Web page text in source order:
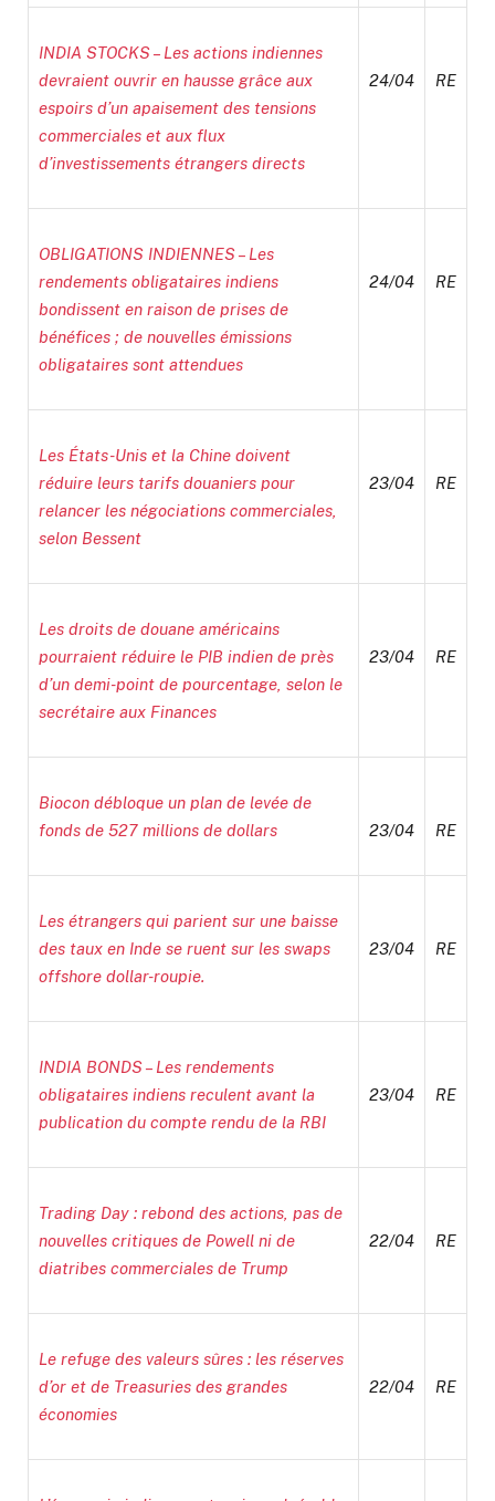
INDIA STOCKS – Les actions indiennes
devraient ouvrir en hausse grâce aux
espoirs d’un apaisement des tensions
commerciales et aux flux
d’investissements étrangers directs
24/04 RE
OBLIGATIONS INDIENNES – Les
rendements obligataires indiens
bondissent en raison de prises de
bénéfices ; de nouvelles émissions
obligataires sont attendues
24/04 RE
Les États-Unis et la Chine doivent
réduire leurs tarifs douaniers pour
relancer les négociations commerciales,
selon Bessent
23/04 RE
Les droits de douane américains
pourraient réduire le PIB indien de près
d’un demi-point de pourcentage, selon le
secrétaire aux Finances
23/04 RE
Biocon débloque un plan de levée de
fonds de 527 millions de dollars
23/04 RE
Les étrangers qui parient sur une baisse
des taux en Inde se ruent sur les swaps
offshore dollar-roupie.
23/04 RE
INDIA BONDS – Les rendements
obligataires indiens reculent avant la
publication du compte rendu de la RBI
23/04 RE
Trading Day : rebond des actions, pas de
nouvelles critiques de Powell ni de
diatribes commerciales de Trump
22/04 RE
Le refuge des valeurs sûres : les réserves
d’or et de Treasuries des grandes
économies
22/04 RE